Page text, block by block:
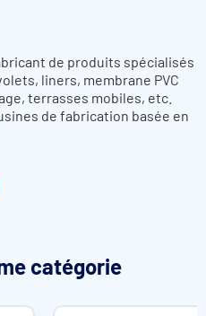
couleur des poteaux (blanc,
intégré
hors standard
de l'enrouleur
et alimenté par
amovibles
de produits spécialisés
liners, membrane PVC
terrasses mobiles, etc.
de fabrication basée en
catégorie